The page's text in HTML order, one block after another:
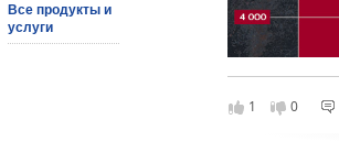
Все продукты и
услуги
1 0